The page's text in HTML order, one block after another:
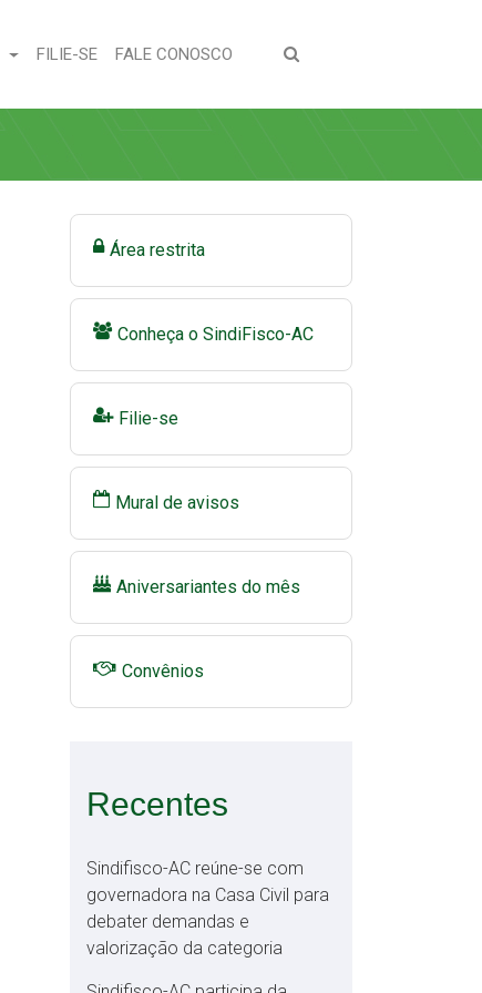
FILIE-SE(CURRENT)
FALE CONOSCO (CURRENT)
Área restrita
Conheça o SindiFisco-AC
Filie-se
Mural de avisos
Aniversariantes do mês
Convênios
Recentes
Sindifisco-AC reúne-se com
governadora na Casa Civil para
debater demandas e
valorização da categoria